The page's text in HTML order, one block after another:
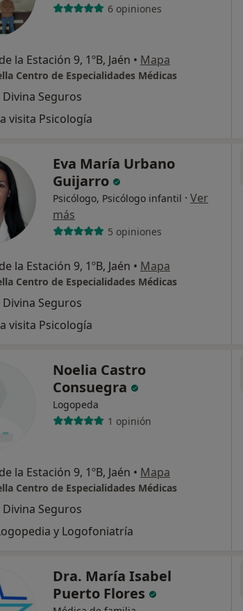
6 opiniones
la Estación 9, 1ºB, Jaén • Mapa
Centro de Especialidades Médicas
Seguros
visita Psicología
Eva María Urbano
Guijarro
Psicólogo, Psicólogo infantil · Ver
más
5 opiniones
la Estación 9, 1ºB, Jaén • Mapa
Centro de Especialidades Médicas
Seguros
visita Psicología
Noelia Castro
Consuegra
Logopeda
1 opinión
la Estación 9, 1ºB, Jaén • Mapa
Centro de Especialidades Médicas
Seguros
y Logofoniatría
Dra. María Isabel
Puerto Flores